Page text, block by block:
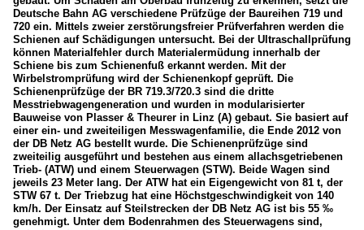
Deutsche Bahn AG verschiedene Prüfzüge der Baureihen 719 und
720 ein. Mittels zweier zerstörungsfreier Prüfverfahren werden die
Schienen auf Schädigungen untersucht. Bei der Ultraschallprüfung
können Materialfehler durch Materialermüdung innerhalb der
Schiene bis zum Schienenfuß erkannt werden. Mit der
Wirbelstromprüfung wird der Schienenkopf geprüft. Die
Schienenprüfzüge der BR 719.3/720.3 sind die dritte
Messtriebwagengeneration und wurden in modularisierter
Bauweise von Plasser & Theurer in Linz (A) gebaut. Sie basiert auf
einer ein- und zweiteiligen Messwagenfamilie, die Ende 2012 von
der DB Netz AG bestellt wurde. Die Schienenprüfzüge sind
zweiteilig ausgeführt und bestehen aus einem allachsgetriebenen
Trieb- (ATW) und einem Steuerwagen (STW). Beide Wagen sind
jeweils 23 Meter lang. Der ATW hat ein Eigengewicht von 81 t, der
STW 67 t. Der Triebzug hat eine Höchstgeschwindigkeit von 140
km/h. Der Einsatz auf Steilstrecken der DB Netz AG ist bis 55 ‰
genehmigt. Unter dem Bodenrahmen des Steuerwagens sind,